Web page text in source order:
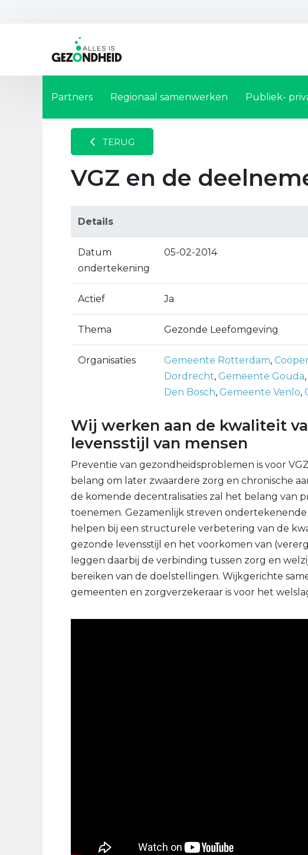
Partners Regionaal samenwerken Publiek-
TERUG
VGZ en de
Details
Datum
ondertekening
05-02-2014
Actief Ja
Thema Gezonde Leefomgeving
Organisaties Gemeente Rotterdam,
Dordrecht, Gemeente Gouda,
Den Bosch, Gemeente Venlo,
Wij werken aan de kwaliteit
levensstijl van mensen
Preventie van gezondheidsproblemen is voor
belang om later zwaardere zorg en chronische
de komende decentralisaties zal het belang van
toenemen. Gezamenlijk streven
helpen bij een structurele verbetering van de
gezonde levensstijl en het voorkomen van
leggen daarbij de verbinding tussen zorg en
bereiken van de doelstellingen. Wijkgerichte
gemeenten en zorgverzekeraar is voor het